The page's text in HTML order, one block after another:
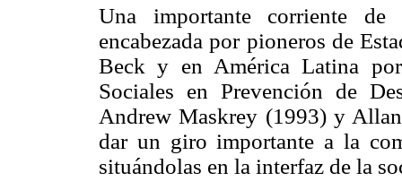
Una importante corriente de
encabezada por pioneros de
Beck y en América Latina
Sociales en Prevención de
Andrew Maskrey (1993) y
dar un giro importante a la
situándolas en la interfaz de la